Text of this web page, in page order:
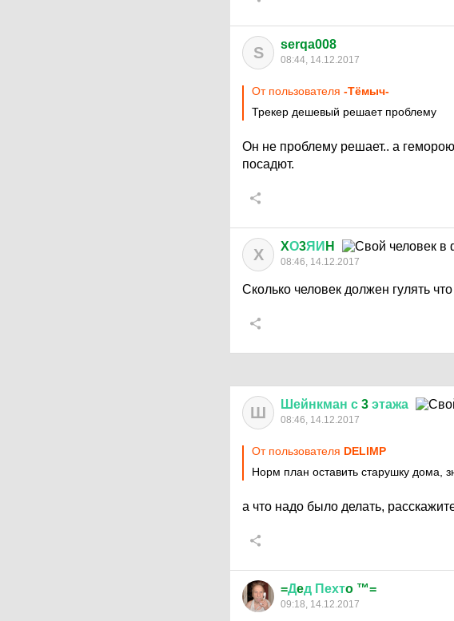
S serqa008
08:44, 14.12.2017
От пользователя -Тёмыч-
Трекер дешевый решает проблему
Он не проблему решает.. а
посадют.
X XО3ЯИ H
08:46, 14.12.2017
Сколько человек должен гулять
Ш Шейнкман с 3 этажа
08:46, 14.12.2017
От пользователя DELIMP
Норм план оставить старушку дома,
а что надо было делать,
=Дeд Пехтo ™=
09:18, 14.12.2017